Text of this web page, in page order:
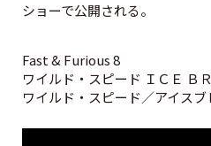
ショーで公開される。
Fast & Furious 8
ワイルド・スピード ＩＣＥ Ｂ
ワイルド・スピード／アイスブ